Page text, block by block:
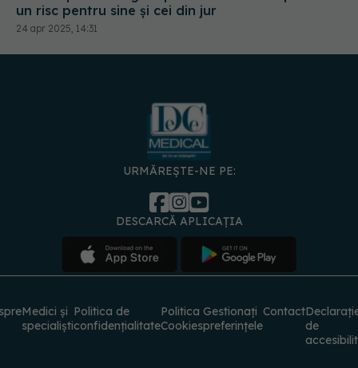
un risc pentru sine şi cei din jur
24 apr 2025, 14:31
URMĂREȘTE-NE PE:
DESCARCĂ APLICAȚIA
Medici și
specialiști
Politica de
confidențialitate
Politica
Cookies
Gestionați
preferințele
Contact
de